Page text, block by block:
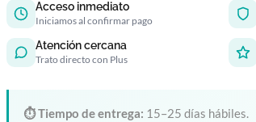
Acceso inmediato
Iniciamos al confirmar pago
Atención cercana
Trato directo con Plus
⏱ Tiempo de entrega: 15–25 días hábiles.